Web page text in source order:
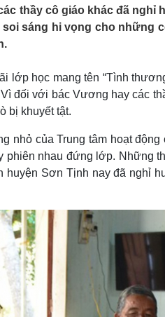
thao
giới thể thao
trường
Ô tô -
Tư vấn
hóa
khấu - Điện ảnh
học
Giải trí
Nghệ
Thời
thầy cô giáo khác đã nghỉ
sáng hi vọng cho những
lớp học mang tên “Tình
đối với bác Vương hay các
bị khuyết tật.
nhỏ của Trung tâm hoạt động
phiên nhau đứng lớp. Những
Sơn Tịnh nay đã nghỉ